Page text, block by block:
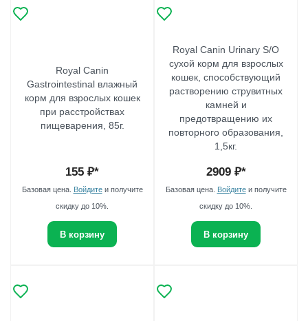
Royal Canin
Gastrointestinal влажный
корм для взрослых кошек
при расстройствах
пищеварения, 85г.
155 ₽*
Базовая цена. Войдитеи получите
скидку до 10%.
В корзину
Royal Canin Urinary S/O
сухой корм для взрослых
кошек, способствующий
растворению струвитных
камней и
предотвращению их
повторного образования,
1,5кг.
2909₽*
Базовая цена. Войдитеи получите
скидку до 10%.
В корзину